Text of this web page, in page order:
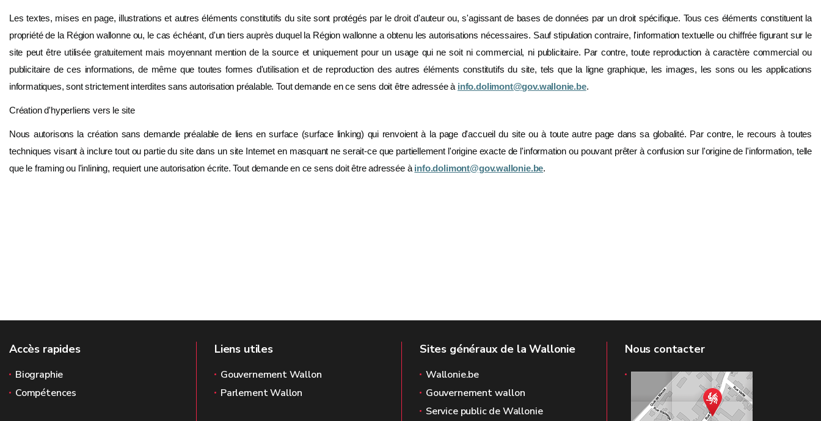
Les textes, mises en page, illustrations et autres éléments constitutifs du site sont protégés par le droit d'auteur ou, s'agissant de bases de données par un droit spécifique. Tous ces éléments constituent la
propriété de la Région wallonne ou, le cas échéant, d'un tiers auprès duquel la Région wallonne a obtenu les autorisations nécessaires. Sauf stipulation contraire, l'information textuelle ou chiffrée figurant sur le
site peut être utilisée gratuitement mais moyennant mention de la source et uniquement pour un usage qui ne soit ni commercial, ni publicitaire. Par contre, toute reproduction à caractère commercial ou
publicitaire de ces informations, de même que toutes formes d'utilisation et de reproduction des autres éléments constitutifs du site, tels que la ligne graphique, les images, les sons ou les applications
informatiques, sont strictement interdites sans autorisation préalable. Tout demande en ce sens doit être adressée à info.dolimont@gov.wallonie.be.
Création d'hyperliens vers le site
Nous autorisons la création sans demande préalable de liens en surface (surface linking) qui renvoient à la page d'accueil du site ou à toute autre page dans sa globalité. Par contre, le recours à toutes
techniques visant à inclure tout ou partie du site dans un site Internet en masquant ne serait-ce que partiellement l'origine exacte de l'information ou pouvant prêter à confusion sur l'origine de l'information, telle
que le framing ou l'inlining, requiert une autorisation écrite. Tout demande en ce sens doit être adressée à info.dolimont@gov.wallonie.be.
Accès rapides
Biographie
Compétences
Liens utiles
Gouvernement Wallon
Parlement Wallon
Sites généraux de la Wallonie
Wallonie.be
Gouvernement wallon
Service public de Wallonie
Nous contacter